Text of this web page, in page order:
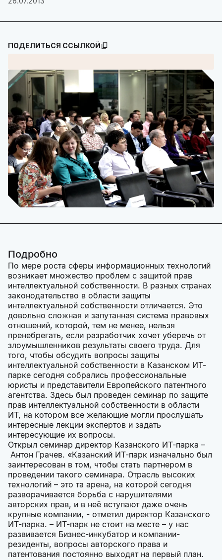
ПОДЕЛИТЬСЯ ССЫЛКОЙ
Подробно
По мере роста сферы информационных технологий
возникает множество проблем с защитой прав
интеллектуальной собственности. В разных странах
законодательство в области защиты
интеллектуальной собственности отличается. Это
довольно сложная и запутанная система правовых
отношений, которой, тем не менее, нельзя
пренебрегать, если разработчик хочет уберечь от
злоумышленников результаты своего труда. Для
того, чтобы обсудить вопросы защиты
интеллектуальной собственности в Казанском ИТ-
парке сегодня собрались профессиональные
юристы и представители Европейского патентного
агентства. Здесь был проведен семинар по защите
прав интеллектуальной собственности в области
ИТ, на котором все желающие могли прослушать
интересные лекции экспертов и задать
интересующие их вопросы.
Открыл семинар директор Казанского ИТ-парка –
Антон Грачев. «Казанский ИТ-парк изначально был
заинтересован в том, чтобы стать партнером в
проведении такого семинара. Отрасль высоких
технологий – это та арена, на которой сегодня
разворачивается борьба с нарушителями
авторских прав, и в неё вступают даже очень
крупные компании, - отметил директор Казанского
ИТ-парка. – ИТ-парк не стоит на месте – у нас
развивается Бизнес-инкубатор и компании-
резиденты, вопросы авторского права и
патентования постоянно выходят на первый план.